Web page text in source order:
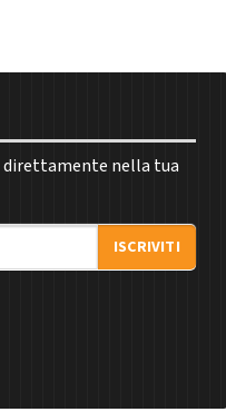
direttamente nella tua
ISCRIVITI